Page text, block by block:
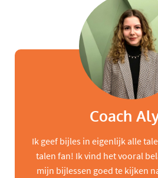
Coach
Ik geef bijles in eigenlijk alle
talen fan! Ik vind het vooral
mijn bijlessen goed te kijken